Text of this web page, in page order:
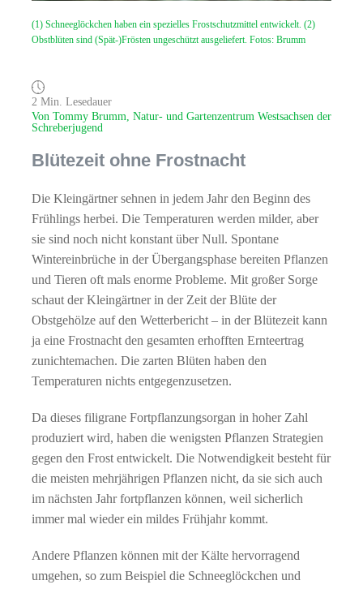
(1) Schneeglöckchen haben ein spezielles Frostschutzmittel entwickelt. (2)
Obstblüten sind (Spät-)Frösten ungeschützt ausgeliefert. Fotos: Brumm
2 Min. Lesedauer
Von Tommy Brumm, Natur- und Gartenzentrum Westsachsen der
Schreberjugend
Blütezeit ohne Frostnacht
Die Kleingärtner sehnen in jedem Jahr den Beginn des
Frühlings herbei. Die Temperaturen werden milder, aber
sie sind noch nicht konstant über Null. Spontane
Wintereinbrüche in der Übergangsphase bereiten Pflanzen
und Tieren oft mals enorme Probleme. Mit großer Sorge
schaut der Kleingärtner in der Zeit der Blüte der
Obstgehölze auf den Wetterbericht – in der Blütezeit kann
ja eine Frostnacht den gesamten erhofften Ernteertrag
zunichtemachen. Die zarten Blüten haben den
Temperaturen nichts entgegenzusetzen.
Da dieses filigrane Fortpflanzungsorgan in hoher Zahl
produziert wird, haben die wenigsten Pflanzen Strategien
gegen den Frost entwickelt. Die Notwendigkeit besteht für
die meisten mehrjährigen Pflanzen nicht, da sie sich auch
im nächsten Jahr fortpflanzen können, weil sicherlich
immer mal wieder ein mildes Frühjahr kommt.
Andere Pflanzen können mit der Kälte hervorragend
umgehen, so zum Beispiel die Schneeglöckchen und